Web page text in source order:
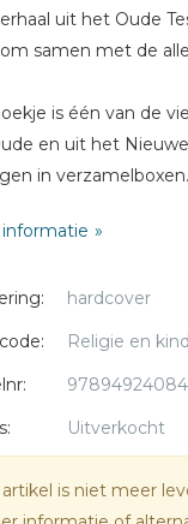
uit het Oude
samen met de
is één van de
en uit het
in verzamelboxen.
hardcover
Religie en
Uitverkocht
is niet meer